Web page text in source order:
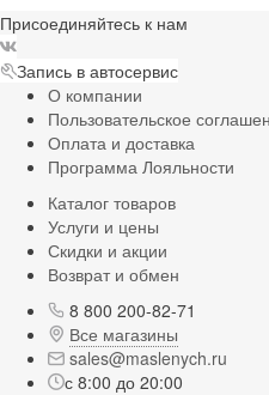
Присоединяйтесь к нам
Запись в автосервис
О компании
Пользовательское
Оплата и доставка
Программа Лояльности
Каталог товаров
Услуги и цены
Скидки и акции
Возврат и обмен
8 800 200-82-71
Все магазины
sales@maslenych.ru
с 8:00 до 20:00